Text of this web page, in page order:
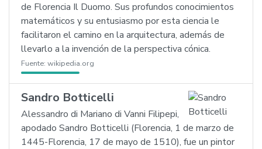
de Florencia Il Duomo. Sus profundos conocimientos
matemáticos y su entusiasmo por esta ciencia le
facilitaron el camino en la arquitectura, además de
llevarlo a la invención de la perspectiva cónica.
Fuente: wikipedia.org
Sandro Botticelli
Alessandro di Mariano di Vanni Filipepi,
apodado Sandro Botticelli (Florencia, 1 de marzo de
1445-Florencia, 17 de mayo de 1510), fue un pintor